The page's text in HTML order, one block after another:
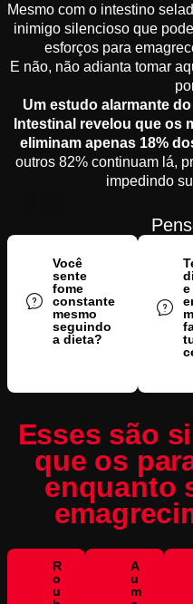
Mesmo com o intestino
inimigo silencioso que
esforços para
E não, não adianta tomar
Um estudo alarmante
Intestinal revelou que os
eliminam apenas 18%
outros 82% continuam lá,
impedindo
Você
sente
fome
constante
mesmo
seguindo
a dieta?
e
Esses são
que os
enquanto
R
o
u
A
u
m